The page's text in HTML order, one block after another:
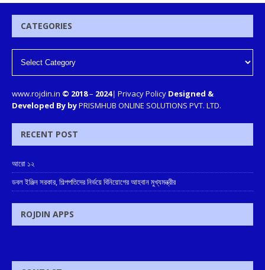
CATEGORIES
www.rojdin.in © 2018– 2024| Privacy Policy Designed &
Developed By byPRISMHUB ONLINE SOLUTIONS PVT. LTD.
RECENT POST
আরো ১২
ডবল ইঞ্জিন সরকার, শিল্পপতিদের নির্ভয়ে বিনিয়োগের আহবান মুখ্যমন্ত্রীর
ROJDIN APPS